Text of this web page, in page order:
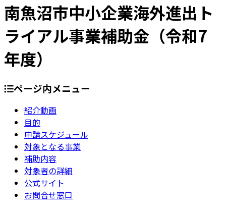
南魚沼市中小企業海外進出ト
ライアル事業補助金（令和7
年度）
ページ内メニュー
紹介動画
目的
申請スケジュール
対象となる事業
補助内容
対象者の詳細
公式サイト
お問合せ窓口